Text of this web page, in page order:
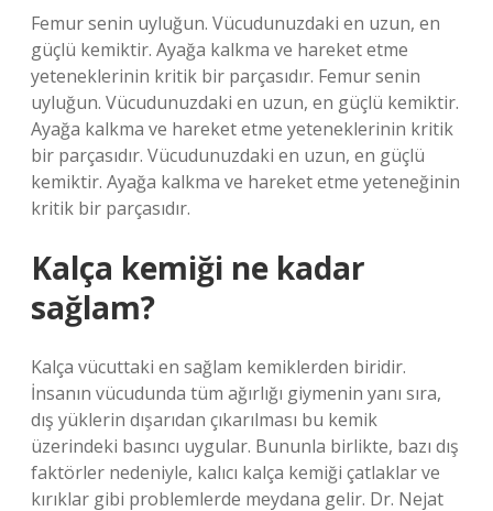
Femur senin uyluğun. Vücudunuzdaki en uzun, en
güçlü kemiktir. Ayağa kalkma ve hareket etme
yeteneklerinin kritik bir parçasıdır. Femur senin
uyluğun. Vücudunuzdaki en uzun, en güçlü kemiktir.
Ayağa kalkma ve hareket etme yeteneklerinin kritik
bir parçasıdır. Vücudunuzdaki en uzun, en güçlü
kemiktir. Ayağa kalkma ve hareket etme yeteneğinin
kritik bir parçasıdır.
Kalça kemiği ne kadar
sağlam?
Kalça vücuttaki en sağlam kemiklerden biridir.
İnsanın vücudunda tüm ağırlığı giymenin yanı sıra,
dış yüklerin dışarıdan çıkarılması bu kemik
üzerindeki basıncı uygular. Bununla birlikte, bazı dış
faktörler nedeniyle, kalıcı kalça kemiği çatlaklar ve
kırıklar gibi problemlerde meydana gelir. Dr. Nejat